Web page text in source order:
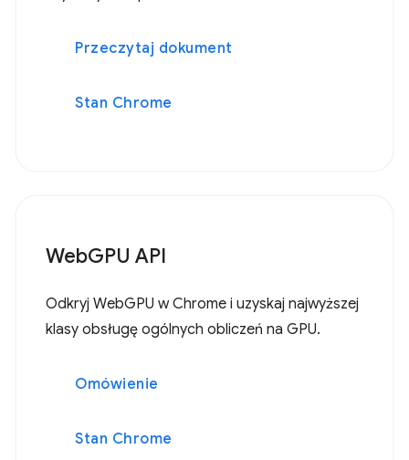
Przeczytaj dokument
Stan Chrome
WebGPU API
Odkryj WebGPU w Chrome i uzyskaj najwyższej
klasy obsługę ogólnych obliczeń na GPU.
Omówienie
Stan Chrome